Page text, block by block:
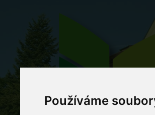
Používáme